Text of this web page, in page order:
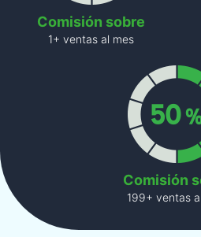
Comisión sobre
1+ ventas al mes
Comisión
199+ ventas